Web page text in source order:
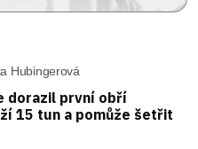
Hubingerová
dorazil první obří
15 tun a pomůže šetřit